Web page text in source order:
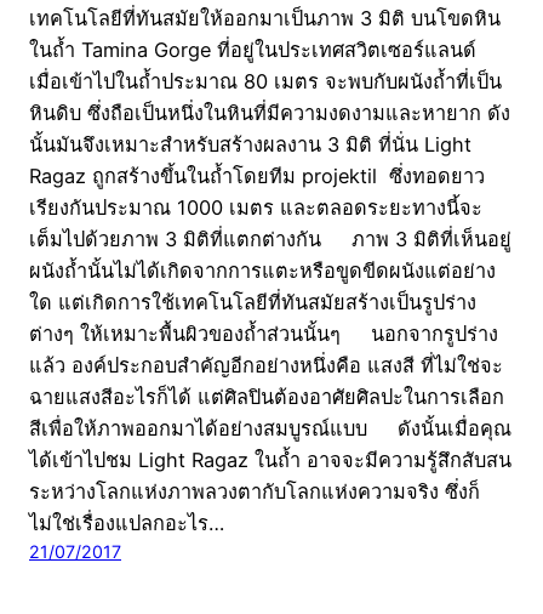
เทคโนโลยีที่ทันสมัยให้ออกมาเป็นภาพ 3 มิติ บนโขดหิน
ในถ้ำ Tamina Gorge ที่อยู่ในประเทศสวิตเซอร์แลนด์
เมื่อเข้าไปในถ้ำประมาณ 80 เมตร จะพบกับผนังถ้ำที่เป็น
หินดิบ ซึ่งถือเป็นหนึ่งในหินที่มีความงดงามและหายาก ดัง
นั้นมันจึงเหมาะสำหรับสร้างผลงาน 3 มิติ ที่นั่น Light
Ragaz ถูกสร้างขึ้นในถ้ำโดยทีม projektil ซึ่งทอดยาว
เรียงกันประมาณ 1000 เมตร และตลอดระยะทางนี้จะ
เต็มไปด้วยภาพ 3 มิติที่แตกต่างกัน ภาพ 3 มิติที่เห็นอยู่
ผนังถ้ำนั้นไม่ได้เกิดจากการแตะหรือขูดขีดผนังแต่อย่าง
ใด แต่เกิดการใช้เทคโนโลยีที่ทันสมัยสร้างเป็นรูปร่าง
ต่างๆ ให้เหมาะพื้นผิวของถ้ำส่วนนั้นๆ นอกจากรูปร่าง
แล้ว องค์ประกอบสำคัญอีกอย่างหนึ่งคือ แสงสี ที่ไม่ใช่จะ
ฉายแสงสีอะไรก็ได้ แต่ศิลปินต้องอาศัยศิลปะในการเลือก
สีเพื่อให้ภาพออกมาได้อย่างสมบูรณ์แบบ ดังนั้นเมื่อคุณ
ได้เข้าไปชม Light Ragaz ในถ้ำ อาจจะมีความรู้สึกสับสน
ระหว่างโลกแห่งภาพลวงตากับโลกแห่งความจริง ซึ่งก็
ไม่ใช่เรื่องแปลกอะไร…
21/07/2017